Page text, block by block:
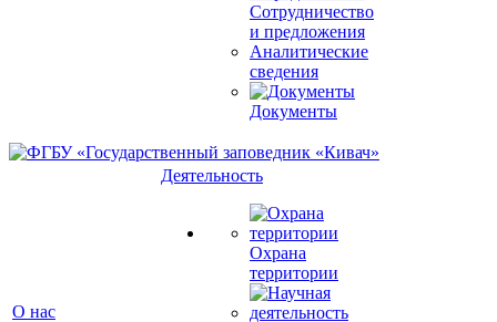
Сотрудничество
и предложения
Аналитические
сведения
Документы
О нас
Деятельность
Охрана
территории